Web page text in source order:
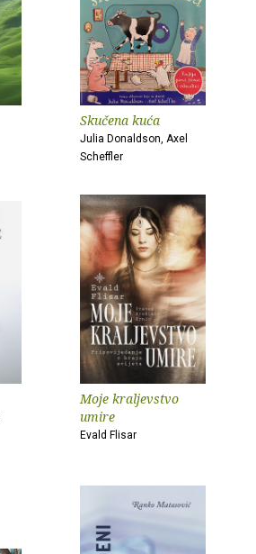
Skučena kuća
Julia Donaldson, Axel
Scheffler
Moje kraljevstvo
umire
Evald Flisar